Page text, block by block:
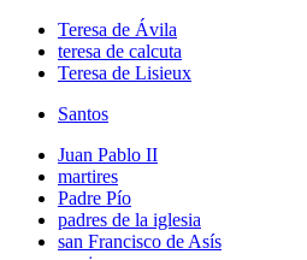
Teresa de Ávila
teresa de calcuta
Teresa de Lisieux
Santos
Juan Pablo II
martires
Padre Pío
padres de la iglesia
san Francisco de Asís